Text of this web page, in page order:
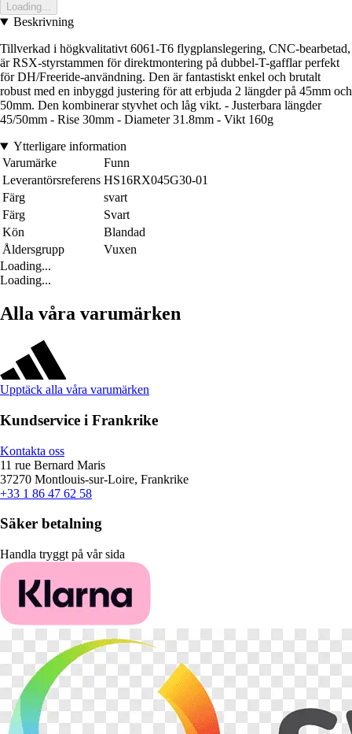
Loading...
Beskrivning
Tillverkad i högkvalitativt 6061-T6 flygplanslegering, CNC-bearbetad,
är RSX-styrstammen för direktmontering på dubbel-T-gafflar perfekt
för DH/Freeride-användning. Den är fantastiskt enkel och brutalt
robust med en inbyggd justering för att erbjuda 2 längder på 45mm och
50mm. Den kombinerar styvhet och låg vikt. - Justerbara längder
45/50mm - Rise 30mm - Diameter 31.8mm - Vikt 160g
Ytterligare information
Varumärke
Funn
Leverantörsreferens HS16RX045G30-01
Färg
svart
Färg
Svart
Kön
Blandad
Åldersgrupp
Vuxen
Loading...
Loading...
Alla våra varumärken
Upptäck alla våra varumärken
Kundservice i Frankrike
Kontakta oss
11 rue Bernard Maris
37270 Montlouis-sur-Loire, Frankrike
+33 1 86 47 62 58
Säker betalning
Handla tryggt på vår sida